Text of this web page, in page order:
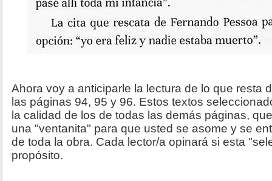
Ahora voy a anticiparle la lectura de lo que resta
las páginas 94, 95 y 96. Estos textos
la calidad de los de todas las demás páginas,
una "ventanita" para que usted se asome y se
de toda la obra. Cada lector/a opinará si esta
propósito.